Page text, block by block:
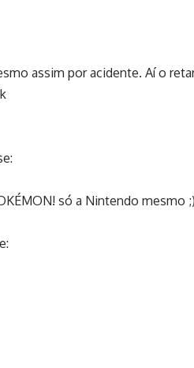
assim por acidente. Aí o
só a Nintendo mesmo ;)